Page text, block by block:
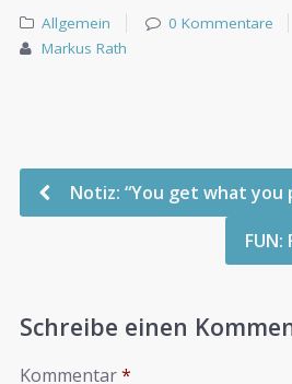
Allgemein 0 Kommentare
Markus Rath
Notiz: “You get what you
Schreibe einen
Kommentar*